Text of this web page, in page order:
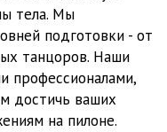
тела. Мы
подготовки - от
танцоров. Наши
профессионалами,
достичь ваших
на пилоне.